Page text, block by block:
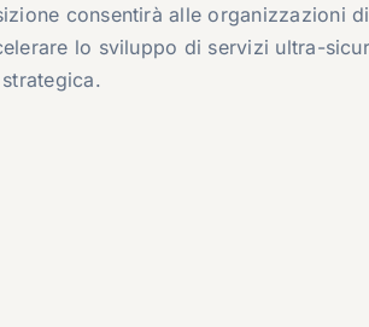
consentirà alle organizzazioni
lo sviluppo di servizi ultra-